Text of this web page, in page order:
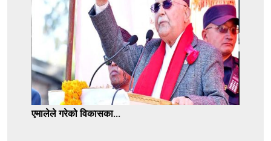
एमालेले गरेको विकासका...